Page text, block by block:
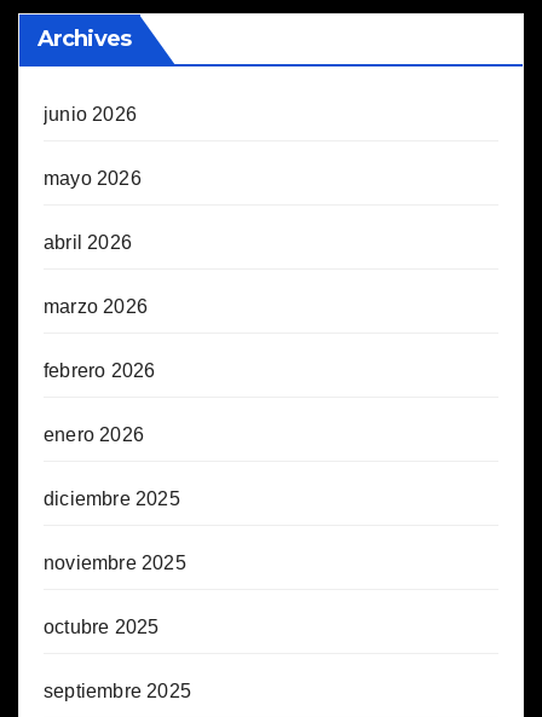
Archives
junio 2026
mayo 2026
abril 2026
marzo 2026
febrero 2026
enero 2026
diciembre 2025
noviembre 2025
octubre 2025
septiembre 2025